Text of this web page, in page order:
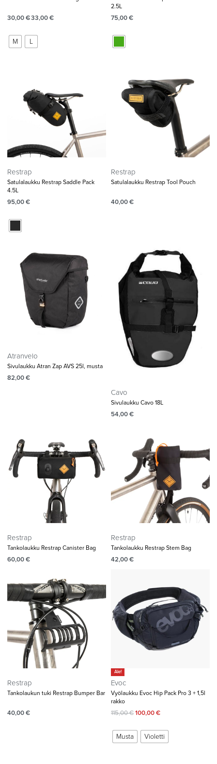
30,00€33,00€
M L
2.5L
75,00€
Restrap
Satulalaukku Restrap Saddle Pack
4.5L
95,00€
Restrap
Satulalaukku Restrap Tool Pouch
40,00€
Atranvelo
Sivulaukku Atran Zap AVS 25l, musta
82,00€
Cavo
Sivulaukku Cavo 18L
54,00€
Restrap
Tankolaukku Restrap Canister Bag
60,00€
Restrap
Tankolaukku Restrap Stem Bag
42,00€
Restrap
Tankolaukun tuki Restrap Bumper Bar
40,00€
Ale!
Evoc
Vyölaukku Evoc Hip Pack Pro 3 + 1,5l
rakko
115,00€100,00€
Musta Violetti